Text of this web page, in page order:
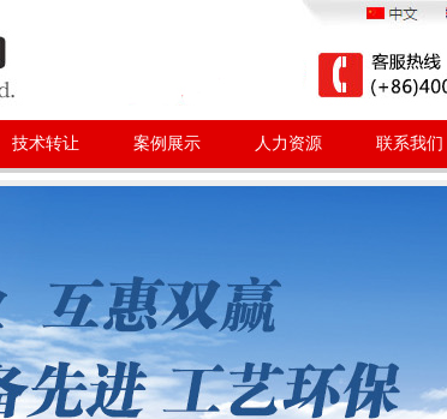
技术转让 案例展示 人力资源 联系我们